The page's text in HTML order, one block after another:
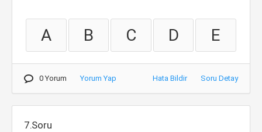
A B C D E
0 Yorum Yorum Yap Hata Bildir Soru Detay
7.Soru